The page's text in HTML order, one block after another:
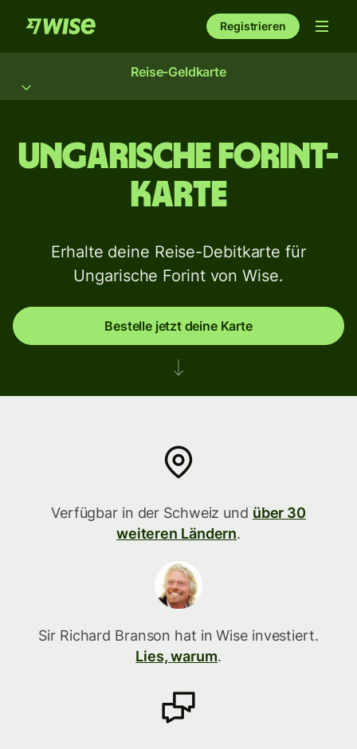
Registrieren
Reise-Geldkarte
Ungarische Forint-
Karte
Erhalte deine Reise-Debitkarte für
Ungarische Forint von Wise.
Bestelle jetzt deine Karte
Verfügbar in der Schweiz und über 30
weiteren Ländern.
Sir Richard Branson hat in Wise investiert.
Lies, warum.